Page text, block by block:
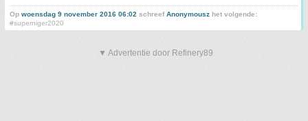
Op woensdag 9 november 2016 06:02 schreefAnonymousz het volgende:
#superniger2020
▼ Advertentie door Refinery89